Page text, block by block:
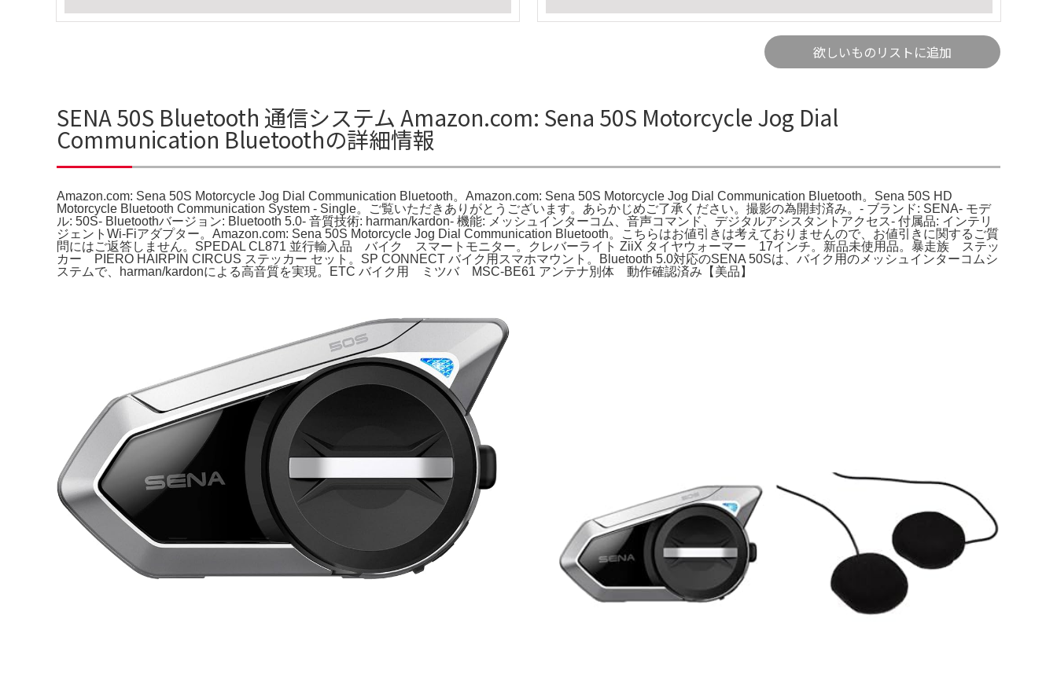
欲しいものリストに追加
SENA 50S Bluetooth 通信システム Amazon.com: Sena 50S Motorcycle Jog Dial
Communication Bluetoothの詳細情報
Amazon.com: Sena 50S Motorcycle Jog Dial Communication Bluetooth。Amazon.com: Sena 50S Motorcycle Jog Dial Communication Bluetooth。Sena 50S HD
Motorcycle Bluetooth Communication System - Single。ご覧いただきありがとうございます。あらかじめご了承ください。撮影の為開封済み。- ブランド: SENA- モデ
ル: 50S- Bluetoothバージョン: Bluetooth 5.0- 音質技術: harman/kardon- 機能: メッシュインターコム、音声コマンド、デジタルアシスタントアクセス- 付属品: インテリ
ジェントWi-Fiアダプター。Amazon.com: Sena 50S Motorcycle Jog Dial Communication Bluetooth。こちらはお値引きは考えておりませんので、お値引きに関するご質
問にはご返答しません。SPEDAL CL871 並行輸入品 バイク スマートモニター。クレバーライト ZiiX タイヤウォーマー 17インチ。新品未使用品。暴走族 ステッ
カー PIERO HAIRPIN CIRCUS ステッカー セット。SP CONNECT バイク用スマホマウント。Bluetooth 5.0対応のSENA 50Sは、バイク用のメッシュインターコムシ
ステムで、harman/kardonによる高音質を実現。ETC バイク用 ミツバ MSC-BE61 アンテナ別体 動作確認済み【美品】